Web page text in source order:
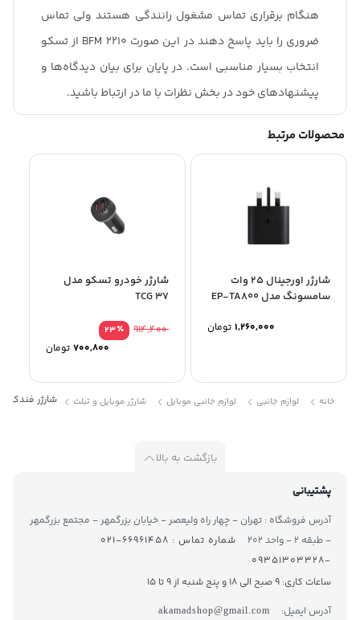
هنگام برقراری تماس مشغول رانندگی هستند ولی تماس
ضروری را باید پاسخ دهند در این صورت BFM 2210 از تسکو
انتخاب بسیار مناسبی است. در پایان برای بیان دیدگاه‌ها و
پیشنهادهای خود در بخش نظرات با ما در ارتباط باشید.
محصولات مرتبط
شارژر اورجینال 25 وات
سامسونگ مدل EP-TA800
تومان
شارژر خودرو تسکو مدل
TCG 37
٪23
914,400
تومان
خانه لوازم جانبی لوازم جانبی موبایل شارژر موبایل و تبلت شارژر فندکی 24 وات تسکو مدل BFM 2210
بازگشت به بالا
پشتیبانی
آدرس فروشگاه : تهران - چهار راه ولیعصر - خیابان بزرگمهر - مجتمع بزرگمهر
- طبقه ۲ - واحد ۲۰۲
شماره تماس : ۶۶۹۶۱۴۵۸-۰۲۱
-۰۹۳۵۱۳۰۳۳۲۸
ساعات کاری: 9 صبح الی 18 و پنج شنبه از 9 تا ۱5
آدرس ایمیل:
akamadshop@gmail.com